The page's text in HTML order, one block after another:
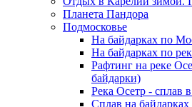
Планета Пандора
Подмосковье
На байдарках по
На байдарках по
Рафтинг на реке
байдарки)
Река Осетр - сплав
Сплав на байдарках